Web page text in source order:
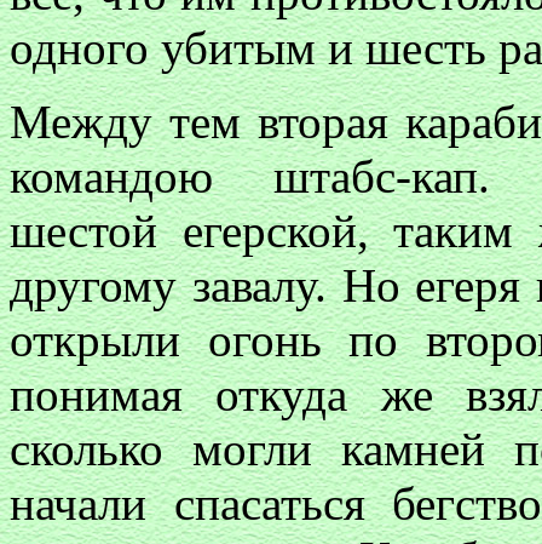
одного убитым и шесть
Между тем вторая
командою штабс-кап.
шестой егерской,
другому завалу. Но егеря
открыли огонь по
понимая откуда же
сколько могли камней
начали спасаться